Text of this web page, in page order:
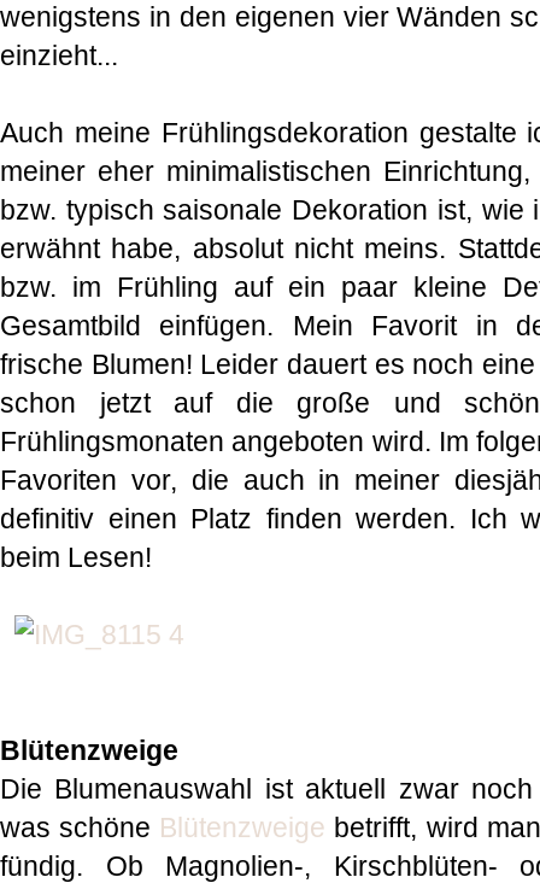
wenigstens in den eigenen vier Wänden
einzieht...
Auch meine Frühlingsdekoration gestalte
meiner eher minimalistischen
bzw. typisch saisonale Dekoration ist,
erwähnt habe, absolut nicht meins.
bzw. im Frühling auf ein paar kleine
Gesamtbild einfügen. Mein Favorit in
frische Blumen! Leider dauert es noch
schon jetzt auf die große und
Frühlingsmonaten angeboten wird. Im
Favoriten vor, die auch in meiner
definitiv einen Platz finden werden. Ich
beim Lesen!
Blütenzweige
Die Blumenauswahl ist aktuell zwar
was schöne Blütenzweige betrifft, wird
fündig. Ob Magnolien-, Kirschblüten-